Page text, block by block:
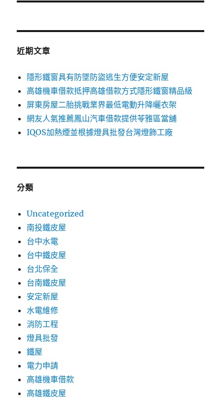
文
近期文章
隱形鐵窗具有防墜防盜逃生方便安定新屋
高雄機車借款抵押高雄借款方式隱形鐵窗精品級
屏東房屋二胎挑戰業界最低電動升降曬衣架
網友人氣推薦鳳山汽車借款提供苓雅區當舖
IQOS加熱煙並根據燈具批發台灣燈飾工廠
分類
Uncategorized
南投鐵皮屋
台中水電
台中鐵皮屋
台北保全
台南鐵皮屋
安定新屋
水電維修
消防工程
燈具批發
鐵屋
電力申請
高雄機車借款
高雄鐵皮屋